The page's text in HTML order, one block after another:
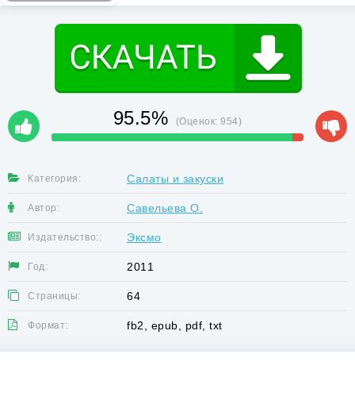
95.5% (Оценок:954)
Категория: Салаты и закуски
Автор: Савельева О.
Издательство:: Эксмо
Год: 2011
Страницы: 64
Формат: fb2, epub, pdf, txt